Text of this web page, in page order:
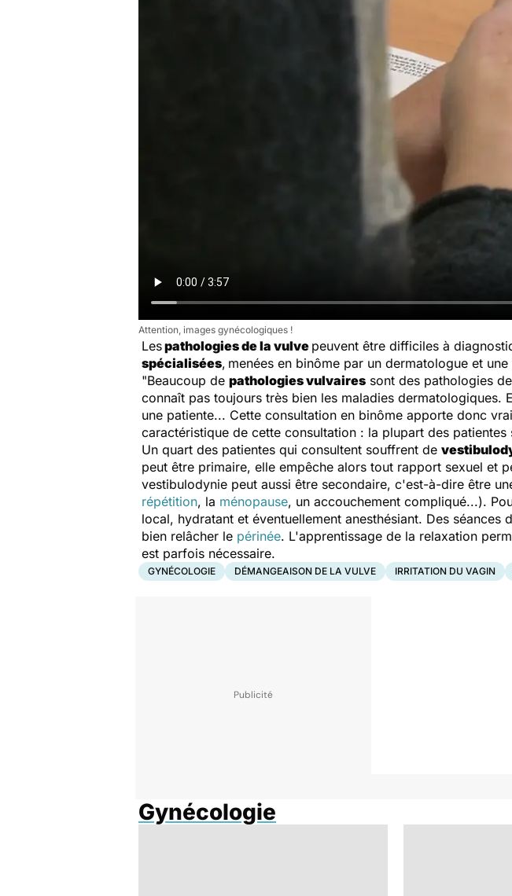
Attention, images gynécologiques !
Lespathologies de la vulve peuvent être difficiles à
spécialisées, menées en binôme par un dermatologue et
"Beaucoup de pathologies vulvaires sont des pathologies
connaît pas toujours très bien les maladies
une patiente... Cette consultation en binôme apporte donc
caractéristique de cette consultation : la plupart des patientes
Un quart des patientes qui consultent souffrent de
peut être primaire, elle empêche alors tout rapport sexuel et
vestibulodynie peut aussi être secondaire, c'est-à-dire être
répétition, la ménopause, un accouchement compliqué...).
local, hydratant et éventuellement anesthésiant. Des
bien relâcher le périnée. L'apprentissage de la relaxation
est parfois nécessaire.
GYNÉCOLOGIE DÉMANGEAISON DE LA VULVE IRRITATION DU VAGIN
Gynécologie